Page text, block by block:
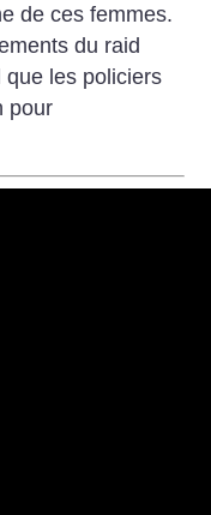
de ces femmes.
du raid
les policiers
pour